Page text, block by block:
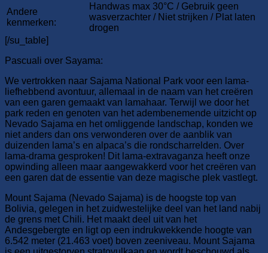
Andere
kenmerken:
Handwas max 30°C / Gebruik geen
wasverzachter / Niet strijken / Plat laten
drogen
[/su_table]
Pascuali over Sayama:
We vertrokken naar Sajama National Park voor een lama-
liefhebbend avontuur, allemaal in de naam van het creëren
van een garen gemaakt van lamahaar. Terwijl we door het
park reden en genoten van het adembenemende uitzicht op
Nevado Sajama en het omliggende landschap, konden we
niet anders dan ons verwonderen over de aanblik van
duizenden lama’s en alpaca’s die rondscharrelden. Over
lama-drama gesproken! Dit lama-extravaganza heeft onze
opwinding alleen maar aangewakkerd voor het creëren van
een garen dat de essentie van deze magische plek vastlegt.
Mount Sajama (Nevado Sajama) is de hoogste top van
Bolivia, gelegen in het zuidwestelijke deel van het land nabij
de grens met Chili. Het maakt deel uit van het
Andesgebergte en ligt op een indrukwekkende hoogte van
6.542 meter (21.463 voet) boven zeeniveau. Mount Sajama